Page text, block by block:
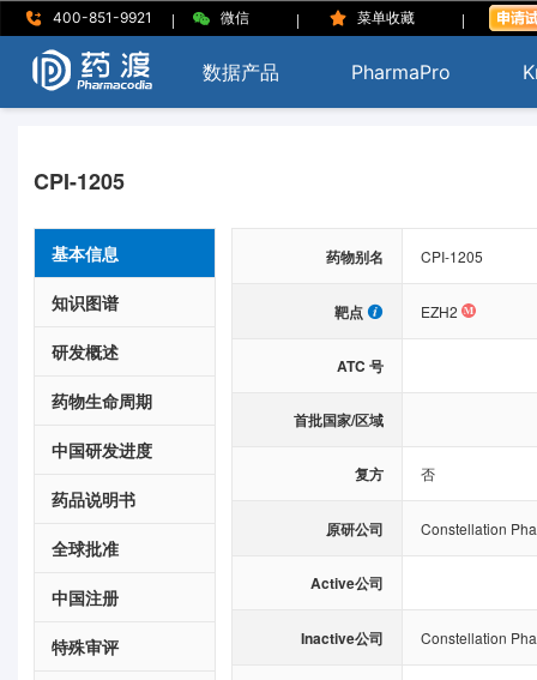
400-851-9921 | 微信 | 菜单收藏 |
数据产品 PharmaPro
CPI-1205
基本信息
知识图谱
研发概述
药物生命周期
中国研发进度
药品说明书
全球批准
中国注册
特殊审评
药物别名 CPI-1205
靶点 EZH2
ATC 号
首批国家/区域
复方 否
原研公司 Constellation
Active公司
Inactive公司 Constellation